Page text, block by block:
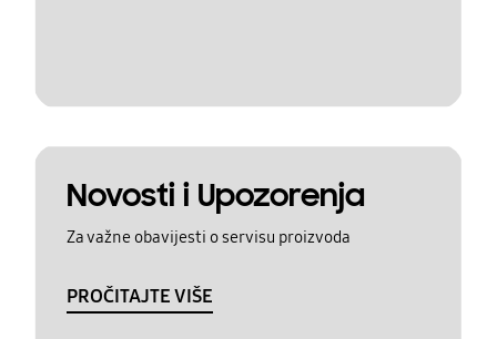
Novosti i Upozorenja
Za važne obavijesti o servisu proizvoda
PROČITAJTE VIŠE